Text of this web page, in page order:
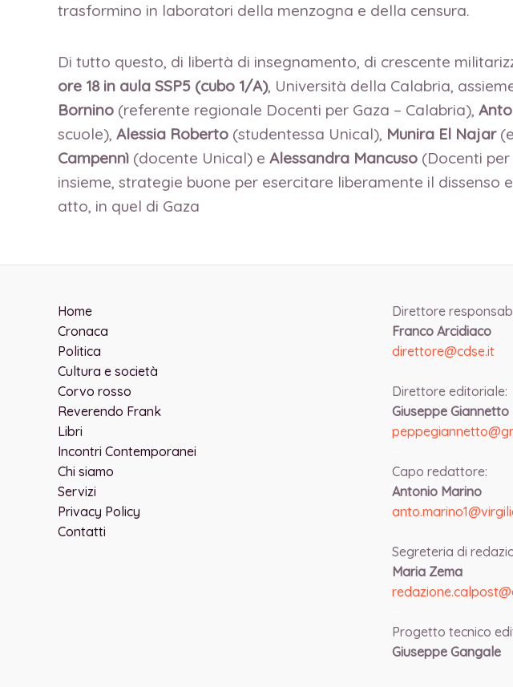
trasformino in laboratori della menzogna e della censura.
Di tutto questo, di libertà di insegnamento, di crescente
ore 18 in aula SSP5 (cubo 1/A), Università della Calabria,
Bornino (referente regionale Docenti per Gaza – Calabria),
scuole), Alessia Roberto (studentessa Unical), Munira El Najar
Campennì (docente Unical) e Alessandra Mancuso (Docenti
insieme, strategie buone per esercitare liberamente il
atto, in quel di Gaza
Home
Cronaca
Politica
Cultura e società
Corvo rosso
Reverendo Frank
Libri
Incontri Contemporanei
Chi siamo
Servizi
Privacy Policy
Contatti
Direttore
Franco Arcidiaco
direttore@cdse.it
Direttore editoriale:
Giuseppe Giannetto
Capo redattore:
Antonio Marino
Segreteria di
Maria Zema
redazione.calpost@
Progetto tecnico
Giuseppe Gangale